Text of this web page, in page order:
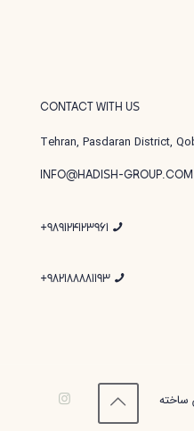
CONTACT WITH US
Tehran, Pasdaran District,